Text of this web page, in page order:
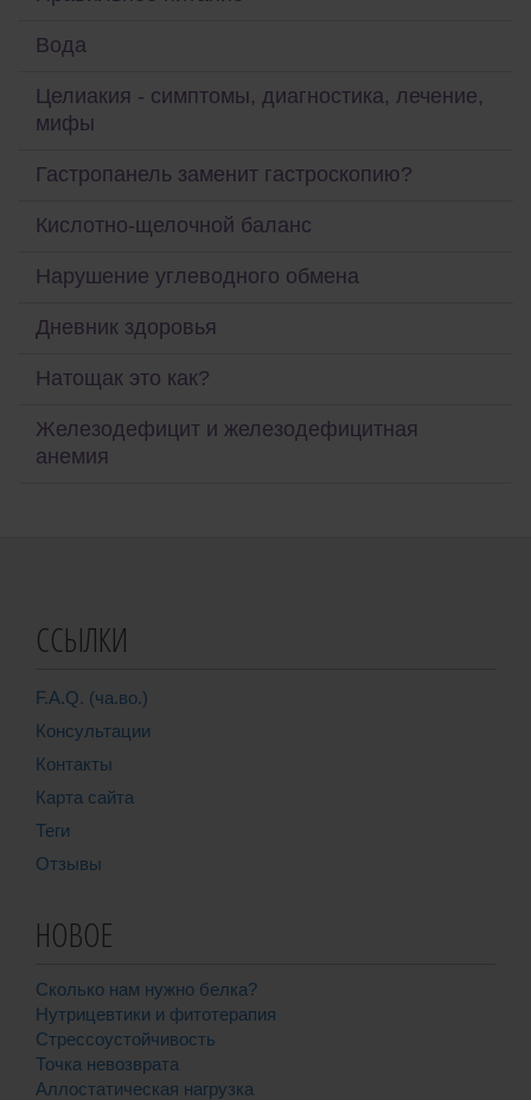
Вода
Целиакия - симптомы, диагностика, лечение,
мифы
Гастропанель заменит гастроскопию?
Кислотно-щелочной баланс
Нарушение углеводного обмена
Дневник здоровья
Натощак это как?
Железодефицит и железодефицитная
анемия
ССЫЛКИ
F.A.Q. (ча.во.)
Консультации
Контакты
Карта сайта
Теги
Отзывы
НОВОЕ
Сколько нам нужно белка?
Нутрицевтики и фитотерапия
Стрессоустойчивость
Точка невозврата
Аллостатическая нагрузка